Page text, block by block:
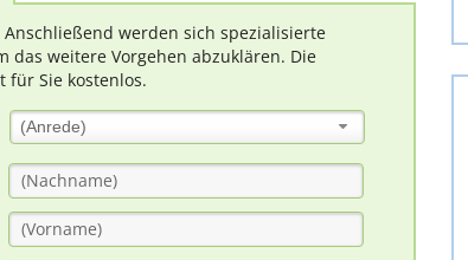
werden sich spezialisierte
das weitere Vorgehen abzuklären. Die
für Sie kostenlos.
(Anrede)